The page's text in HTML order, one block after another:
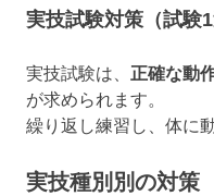
実技試験対策（試験
実技試験は、 正確な動
が求められます。
繰り返し練習し、体に
実技種別別の対策